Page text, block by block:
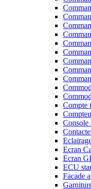
Compte
Console
Ecran
Ecran
ECU
Facade